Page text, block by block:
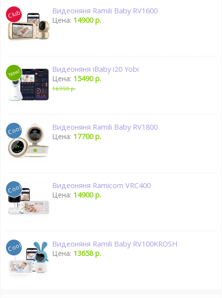
Видеоняня Ramili Baby RV1600
Цена: 14900 р.
Видеоняня iBaby i20 Yobi
Цена: 15490 р.
16990 р.
Видеоняня Ramili Baby RV1800
Цена: 17700 р.
Видеоняня Ramicom VRC400
Цена: 14900 р.
Видеоняня Ramili Baby RV100KROSH
Цена: 13658 р.